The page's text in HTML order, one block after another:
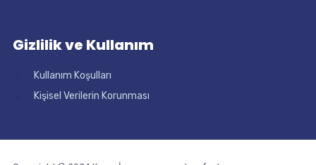
Gizlilik ve Kullanım
Kullanım Koşulları
Kişisel Verilerin Korunması